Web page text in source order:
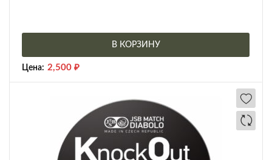
В КОРЗИНУ
Цена: 2,500 ₽